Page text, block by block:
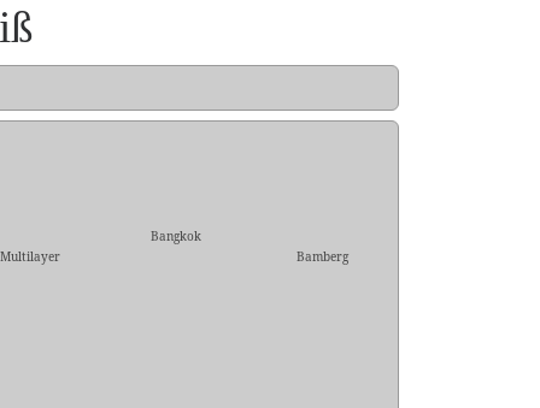
Multilayer
Bangkok
Bamberg